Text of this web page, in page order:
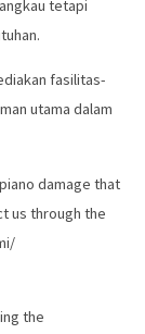
tetapi
fasilitas-
utama dalam
damage that
us through the
the